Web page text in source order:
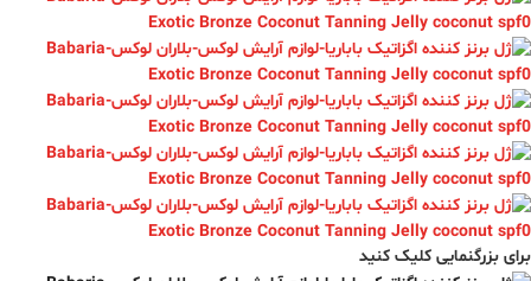
برای بزرگنمایی کلیک کنید